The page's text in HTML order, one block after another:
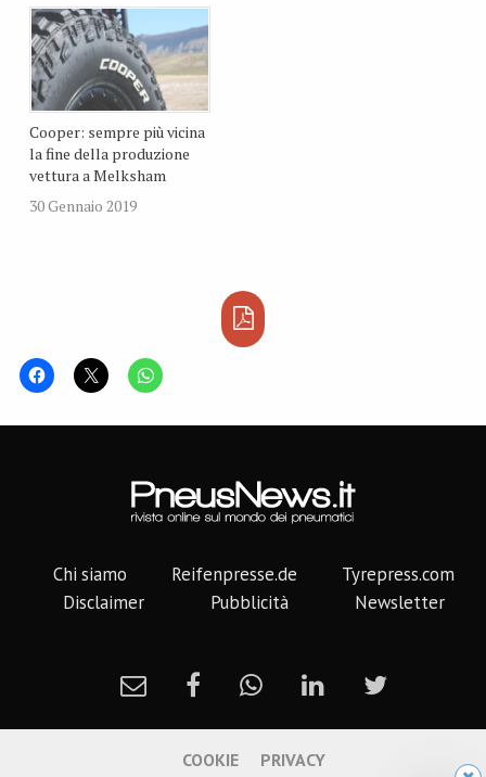
Cooper: sempre più vicina
la fine della produzione
vettura a Melksham
30 Gennaio 2019
Chi siamo Reifenpresse.de
Tyrepress.com
Disclaimer
Pubblicità Newsletter
COOKIE PRIVACY